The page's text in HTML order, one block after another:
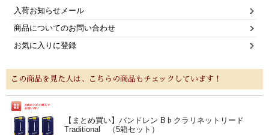
入荷お知らせメール
商品についてのお問い合わせ
お気に入りに登録
この商品を見た人は、こちらの商品もチェックしています！
【まとめ買い】バンドレン B♭クラリネットリード
Traditional （5箱セット）